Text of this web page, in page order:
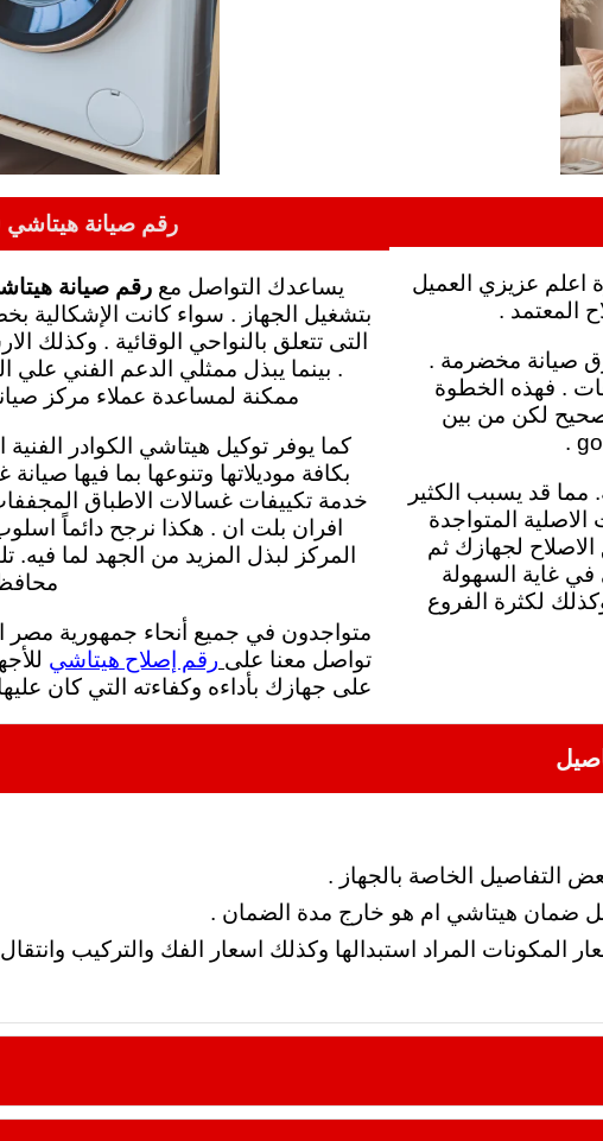
رقم صيانة هيتاشي 19089 تواصل معنا الان
يساعدك التواصل معرقم صيانة هيتاشي
بتشغيل الجهاز . سواء كانت الإشكالية
التى تتعلق بالنواحي الوقائية . وكذلك
. بينما
ممكنة لمساعدة عملاء مركز
كما يوفر توكيل هيتاشي الكوادر الفنية
بكافة موديلاتها وتنوعها بما فيها
خدمة تكييفات غسالات الاطباق
افران بلت ان . هكذا نرجح دائماً
المركز لبذل المزيد من الجهد لما فيه.
متواجدون في جميع أنحاء جمهورية مصر
تواصل معنا على رقم إصلاح هيتاشي
على جهازك بأداءه وكفاءته التي كان
اعلم عزيزي العميل
المعتمد .
صيانة مخضرمة .
. فهذه الخطوة
لكن من بين
مما قد يسبب الكثير
المتواجدة
الاصلاح لجهازك ثم
غاية السهولة
لكثرة الفروع
التفاصيل الخاصة بالجهاز .
ضمان هيتاشي ام هو خارج مدة الضمان .
المكونات المراد استبدالها وكذلك اسعار الفك والتركيب